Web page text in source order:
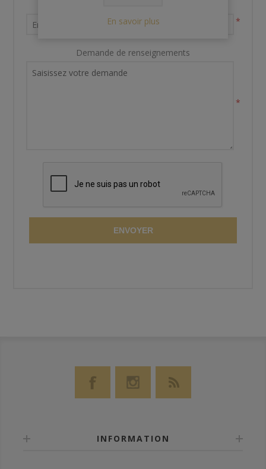
*
Demande de renseignements
*
ENVOYER
INFORMATION
En savoir plus